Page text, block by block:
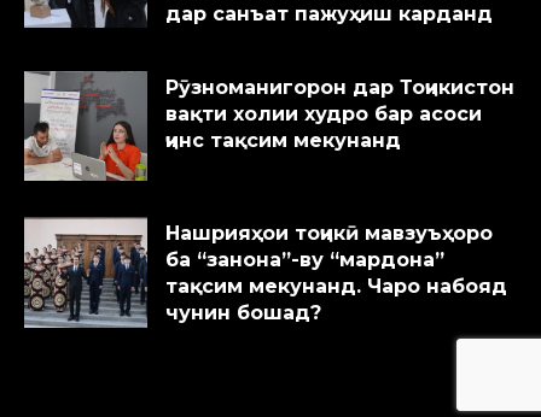
дар санъат пажуҳиш карданд
Рӯзноманигорон дар Тоҷикистон
вақти холии худро бар асоси
ҷинс тақсим мекунанд
Нашрияҳои тоҷикӣ мавзуъҳоро
ба “занона”-ву “мардона”
тақсим мекунанд. Чаро набояд
чунин бошад?